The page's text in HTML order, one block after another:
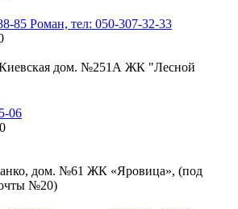
85 Роман, тел: 050-307-32-33
Киевская дом. №251А ЖК "Лесной
06
дом. №61 ЖК «Яровица», (под
№20)